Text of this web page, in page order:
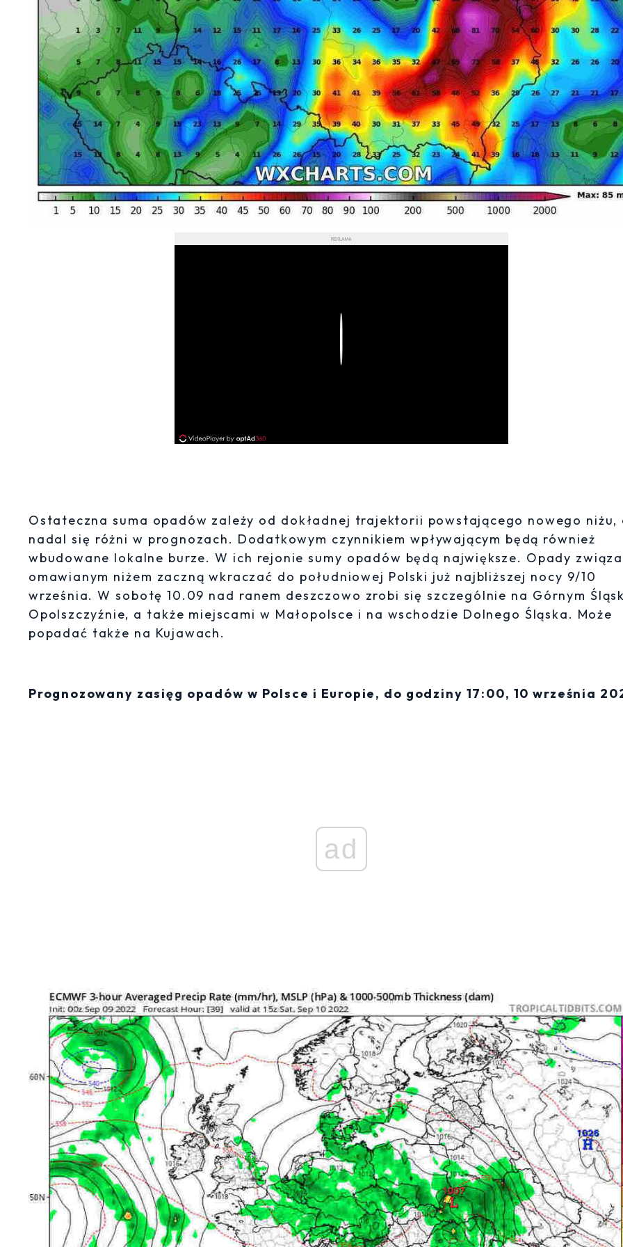
REKLAMA
Ostateczna suma opadów zależy od dokładnej trajektorii powstającego nowego niżu,
nadal się różni w prognozach. Dodatkowym czynnikiem wpływającym będą również
wbudowane lokalne burze. W ich rejonie sumy opadów będą największe. Opady
omawianym niżem zaczną wkraczać do południowej Polski już najbliższej nocy 9/10
września. W sobotę 10.09 nad ranem deszczowo zrobi się szczególnie na Górnym
Opolszczyźnie, a także miejscami w Małopolsce i na wschodzie Dolnego Śląska. Może
popadać także na Kujawach.
Prognozowany zasięg opadów w Polsce i Europie, do godziny 17:00, 10 września
ad